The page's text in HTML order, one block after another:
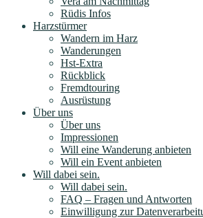
Rüdis Infos
Harzstürmer
Wandern im Harz
Wanderungen
Hst-Extra
Rückblick
Fremdtouring
Ausrüstung
Über uns
Über uns
Impressionen
Will eine Wanderung anbieten
Will ein Event anbieten
Will dabei sein.
Will dabei sein.
FAQ – Fragen und Antworten
Einwilligung zur